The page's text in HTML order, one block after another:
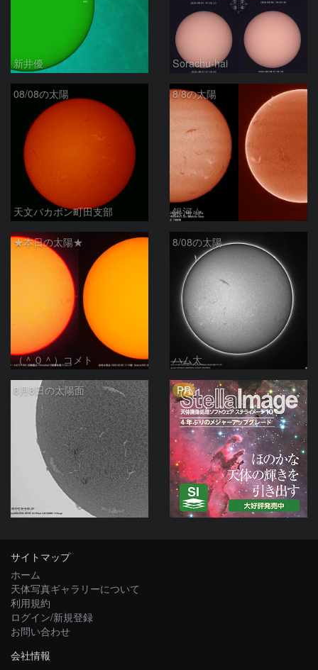
新井優 Sorachu-hai
08/08の太陽
天文バカボン町田支部
8/8の太陽
銀河☆
★本日の太陽★
（＾０＾）コメト
8/08の太陽
ハム太
8月8日の太陽面
ta-o
PR
サイトマップ
ホーム
天体写真ギャラリーについて
利用規約
ログイン/新規登録
お問い合わせ
会社情報